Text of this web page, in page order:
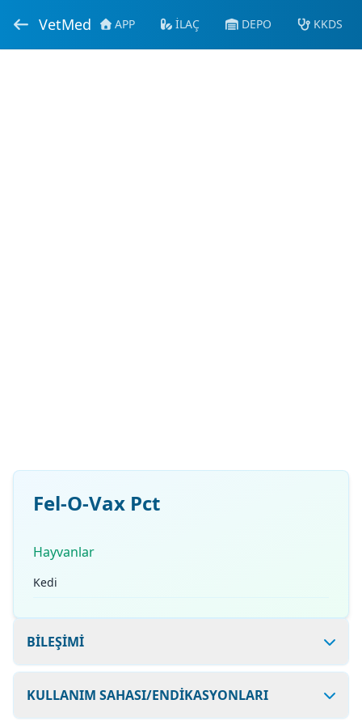
VetMed APP İLAÇ DEPO KKDS
Fel-O-Vax Pct
Hayvanlar
Kedi
BİLEŞİMİ
KULLANIM SAHASI/ENDİKASYONLARI